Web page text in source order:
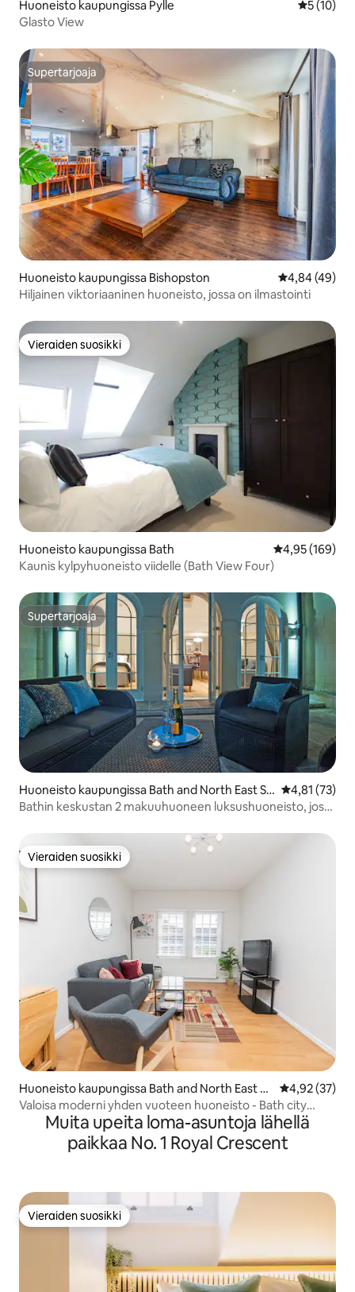
Huoneisto kaupungissa Pylle
5 (10)
Glasto View
Supertarjoaja
Supertarjoaja
Huoneisto kaupungissa Bishopston
4,84 (49)
Hiljainen viktoriaaninen huoneisto, jossa on ilmastointi
Vieraiden suosikki
Vieraiden suosikki
Huoneisto kaupungissa Bath
4,95 (169)
Kaunis kylpyhuoneisto viidelle (Bath View Four)
Supertarjoaja
Supertarjoaja
Huoneisto kaupungissa Bath and North East So
merset
4,81 (73)
Bathin keskustan 2 makuuhuoneen luksushuoneisto, jossa
Vieraiden suosikki
Vieraiden suosikki
Huoneisto kaupungissa Bath and North East So
merset
4,92 (37)
Valoisa moderni yhden vuoteen huoneisto - Bath city
centerMuita upeita loma-asuntoja lähellä
paikkaa No. 1 Royal Crescent
Vieraiden suosikki
Vieraiden suosikki